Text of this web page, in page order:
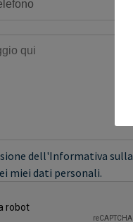
dell'Informativa sulla
miei dati personali.